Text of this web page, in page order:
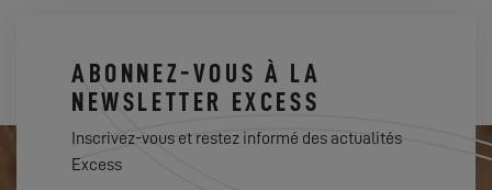
ABONNEZ-VOUS À LA
NEWSLETTER EXCESS
Inscrivez-vous et restez informé des actualités
Excess